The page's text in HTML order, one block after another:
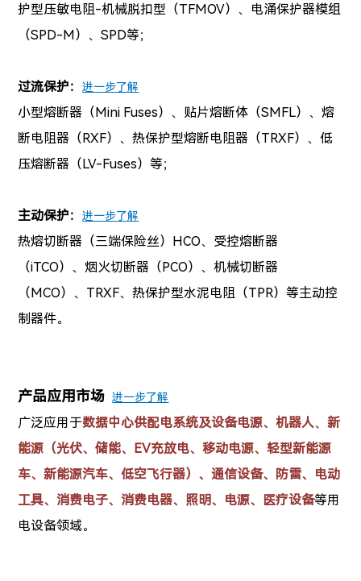
护型压敏电阻-机械脱扣型（TFMOV）、电涌保护器模组
（SPD-M）、SPD等；
过流保护：进一步了解
小型熔断器（Mini Fuses）、贴片熔断体（SMFL）、熔
断电阻器（RXF）、热保护型熔断电阻器（TRXF）、低
压熔断器（LV-Fuses）等；
主动保护：进一步了解
热熔切断器（三端保险丝）HCO、受控熔断器
（iTCO）、烟火切断器（PCO）、机械切断器
（MCO）、TRXF、热保护型水泥电阻（TPR）等主动控
制器件。
产品应用市场 进一步了解
广泛应用于数据中心供配电系统及设备电源、机器人、新
能源（光伏、储能、EV充放电、移动电源、轻型新能源
车、新能源汽车、低空飞行器）、通信设备、防雷、电动
工具、消费电子、消费电器、照明、 电源、 医疗设备等用
电设备领域。